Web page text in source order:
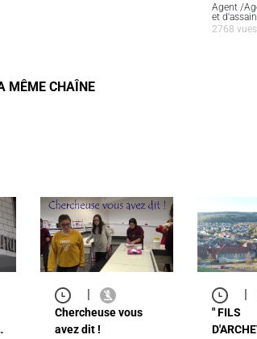
Agent /
et
2768 vues
MÊME CHAÎNE
Chercheuse vous
avez dit !
" FILS